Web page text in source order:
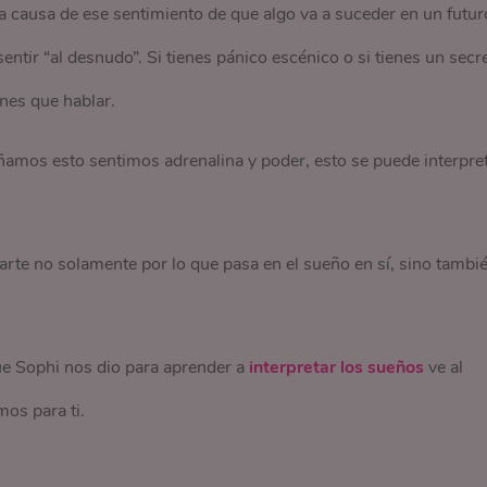
de ese sentimiento de que algo va a suceder en un
“al desnudo”. Si tienes pánico escénico o si tienes un
que hablar.
esto sentimos adrenalina y poder, esto se puede
no solamente por lo que pasa en el sueño en sí, sino
Sophi nos dio para aprender a interpretar los sueños ve al
para ti.